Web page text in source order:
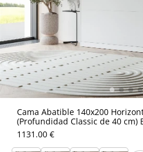
Cama Abatible 140x200
(Profundidad Classic de 40 cm)
1131.00 €